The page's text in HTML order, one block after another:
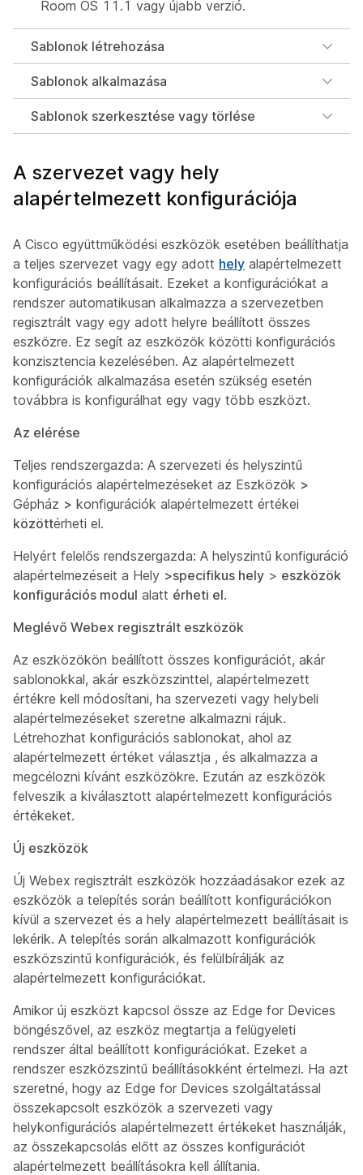
Room OS 11.1 vagy újabb verzió.
Sablonok létrehozása
Sablonok alkalmazása
Sablonok szerkesztése vagy törlése
A szervezet vagy hely
alapértelmezett konfigurációja
A Cisco együttműködési eszközök esetében beállíthatja
a teljes szervezet vagy egy adott hely alapértelmezett
konfigurációs beállításait. Ezeket a konfigurációkat a
rendszer automatikusan alkalmazza a szervezetben
regisztrált vagy egy adott helyre beállított összes
eszközre. Ez segít az eszközök közötti konfigurációs
konzisztencia kezelésében. Az alapértelmezett
konfigurációk alkalmazása esetén szükség esetén
továbbra is konfigurálhat egy vagy több eszközt.
Az elérése
Teljes rendszergazda: A szervezeti és helyszintű
konfigurációs alapértelmezéseket az Eszközök >
Gépház > konfigurációk alapértelmezett értékei
közöttérheti el.
Helyért felelős rendszergazda: A helyszintű konfiguráció
alapértelmezéseit a Hely >specifikus hely > eszközök
konfigurációs modul alatt érheti el.
Meglévő Webex regisztrált eszközök
Az eszközökön beállított összes konfigurációt, akár
sablonokkal, akár eszközszinttel, alapértelmezett
értékre kell módosítani, ha szervezeti vagy helybeli
alapértelmezéseket szeretne alkalmazni rájuk.
Létrehozhat konfigurációs sablonokat, ahol az
alapértelmezett értéket választja , és alkalmazza a
megcélozni kívánt eszközökre. Ezután az eszközök
felveszik a kiválasztott alapértelmezett konfigurációs
értékeket.
Új eszközök
Új Webex regisztrált eszközök hozzáadásakor ezek az
eszközök a telepítés során beállított konfigurációkon
kívül a szervezet és a hely alapértelmezett beállításait is
lekérik. A telepítés során alkalmazott konfigurációk
eszközszintű konfigurációk, és felülbírálják az
alapértelmezett konfigurációkat.
Amikor új eszközt kapcsol össze az Edge for Devices
böngészővel, az eszköz megtartja a felügyeleti
rendszer által beállított konfigurációkat. Ezeket a
rendszer eszközszintű beállításokként értelmezi. Ha azt
szeretné, hogy az Edge for Devices szolgáltatással
összekapcsolt eszközök a szervezeti vagy
helykonfigurációs alapértelmezett értékeket használják,
az összekapcsolás előtt az összes konfigurációt
alapértelmezett beállításokra kell állítania.